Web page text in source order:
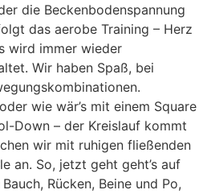
die Beckenbodenspannung
das aerobe Training – Herz
wird immer wieder
Wir haben Spaß, bei
wie wär’s mit einem Square
Down – der Kreislauf kommt
wir mit ruhigen fließenden
an. So, jetzt geht geht’s auf
Rücken, Beine und Po,